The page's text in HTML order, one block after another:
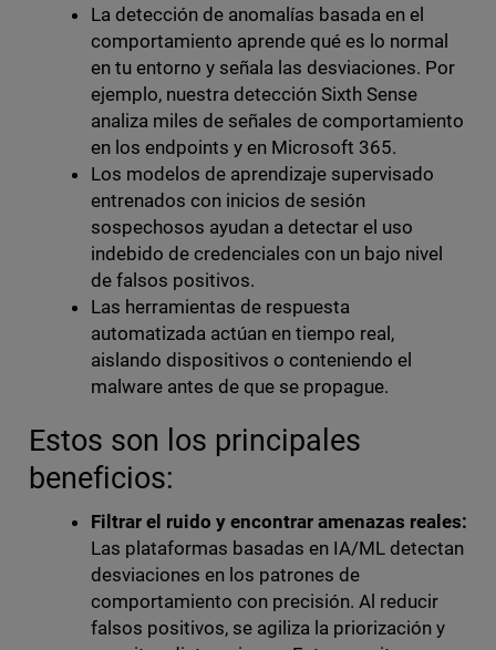
La detección de anomalías basada en el
comportamiento aprende qué es lo normal
en tu entorno y señala las desviaciones. Por
ejemplo, nuestra detección Sixth Sense
analiza miles de señales de comportamiento
en los endpoints y en Microsoft 365.
Los modelos de aprendizaje supervisado
entrenados con inicios de sesión
sospechosos ayudan a detectar el uso
indebido de credenciales con un bajo nivel
de falsos positivos.
Las herramientas de respuesta
automatizada actúan en tiempo real,
aislando dispositivos o conteniendo el
malware antes de que se propague.
Estos son los principales
beneficios:
Filtrar el ruido y encontrar amenazas reales:
Las plataformas basadas en IA/ML detectan
desviaciones en los patrones de
comportamiento con precisión. Al reducir
falsos positivos, se agiliza la priorización y